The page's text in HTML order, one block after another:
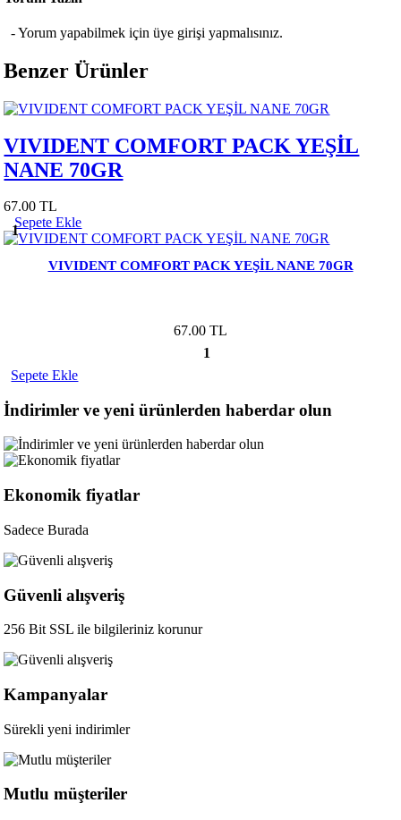
- Yorum yapabilmek için üye girişi yapmalısınız.
Benzer Ürünler
VIVIDENT COMFORT PACK YEŞİL
NANE 70GR
67.00 TL
1
Sepete Ekle
VIVIDENT COMFORT PACK YEŞİL NANE 70GR
67.00 TL
1
Sepete Ekle
İndirimler ve yeni ürünlerden haberdar olun
Ekonomik fiyatlar
Sadece Burada
Güvenli alışveriş
256 Bit SSL ile bilgileriniz korunur
Kampanyalar
Sürekli yeni indirimler
Mutlu müşteriler